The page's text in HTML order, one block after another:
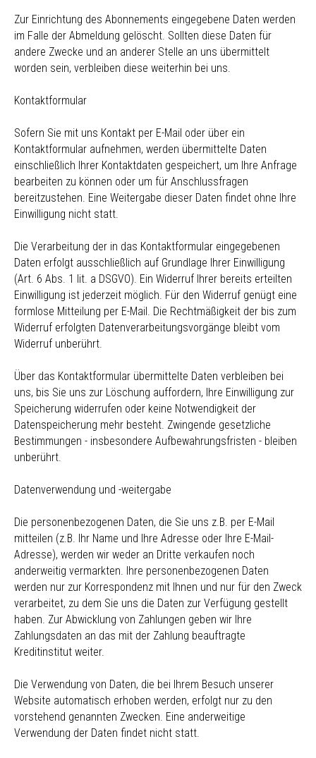
Zur Einrichtung des Abonnements eingegebene Daten werden
im Falle der Abmeldung gelöscht. Sollten diese Daten für
andere Zwecke und an anderer Stelle an uns übermittelt
worden sein, verbleiben diese weiterhin bei uns.
Kontaktformular
Sofern Sie mit uns Kontakt per E-Mail oder über ein
Kontaktformular aufnehmen, werden übermittelte Daten
einschließlich Ihrer Kontaktdaten gespeichert, um Ihre Anfrage
bearbeiten zu können oder um für Anschlussfragen
bereitzustehen. Eine Weitergabe dieser Daten findet ohne Ihre
Einwilligung nicht statt.
Die Verarbeitung der in das Kontaktformular eingegebenen
Daten erfolgt ausschließlich auf Grundlage Ihrer Einwilligung
(Art. 6 Abs. 1 lit. a DSGVO). Ein Widerruf Ihrer bereits erteilten
Einwilligung ist jederzeit möglich. Für den Widerruf genügt eine
formlose Mitteilung per E-Mail. Die Rechtmäßigkeit der bis zum
Widerruf erfolgten Datenverarbeitungsvorgänge bleibt vom
Widerruf unberührt.
Über das Kontaktformular übermittelte Daten verbleiben bei
uns, bis Sie uns zur Löschung auffordern, Ihre Einwilligung zur
Speicherung widerrufen oder keine Notwendigkeit der
Datenspeicherung mehr besteht. Zwingende gesetzliche
Bestimmungen - insbesondere Aufbewahrungsfristen - bleiben
unberührt.
Datenverwendung und -weitergabe
Die personenbezogenen Daten, die Sie uns z.B. per E-Mail
mitteilen (z.B. Ihr Name und Ihre Adresse oder Ihre E-Mail-
Adresse), werden wir weder an Dritte verkaufen noch
anderweitig vermarkten. Ihre personenbezogenen Daten
werden nur zur Korrespondenz mit Ihnen und nur für den Zweck
verarbeitet, zu dem Sie uns die Daten zur Verfügung gestellt
haben. Zur Abwicklung von Zahlungen geben wir Ihre
Zahlungsdaten an das mit der Zahlung beauftragte
Kreditinstitut weiter.
Die Verwendung von Daten, die bei Ihrem Besuch unserer
Website automatisch erhoben werden, erfolgt nur zu den
vorstehend genannten Zwecken. Eine anderweitige
Verwendung der Daten findet nicht statt.